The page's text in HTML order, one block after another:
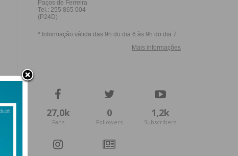
27,0k
Fans
0
Followers
1,2k
Subscribers